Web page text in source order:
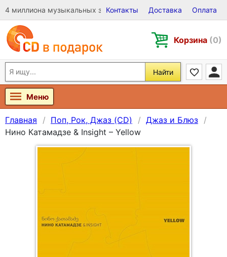
4 миллиона музыкальных записей на Виниле, CD и DVD
Контакты Доставка Оплата
Корзина (0)
Найти
Меню
Главная Поп, Рок, Джаз (CD)
Джаз и Блюз
Нино Катамадзе & Insight – Yellow